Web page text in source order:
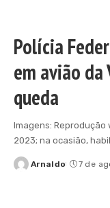
Polícia
em avião da
queda
Imagens:
2023; na ocasião,
Posted
Arnaldo 7 de